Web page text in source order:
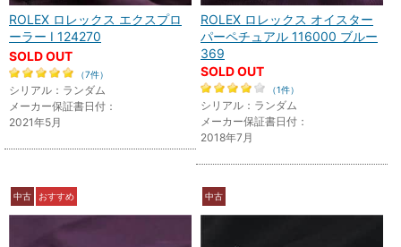
ROLEX ロレックス エクスプロ
ーラー I 124270
SOLD OUT
（7件）
シリアル：ランダム
メーカー保証書日付：
2021年5月
ROLEX ロレックス オイスター
パーペチュアル 116000 ブルー
369
SOLD OUT
（1件）
シリアル：ランダム
メーカー保証書日付：
2018年7月
中古 おすすめ 中古